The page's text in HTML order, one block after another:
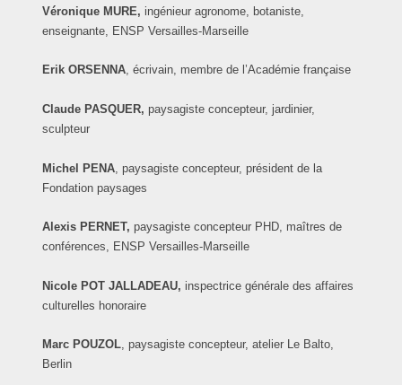
Véronique MURE, ingénieur agronome, botaniste,
enseignante, ENSP Versailles-Marseille
Erik ORSENNA, écrivain, membre de l’Académie française
Claude PASQUER, paysagiste concepteur, jardinier,
sculpteur
Michel PENA, paysagiste concepteur, président de la
Fondation paysages
Alexis PERNET, paysagiste concepteur PHD, maîtres de
conférences, ENSP Versailles-Marseille
Nicole POT JALLADEAU, inspectrice générale des affaires
culturelles honoraire
Marc POUZOL, paysagiste concepteur, atelier Le Balto,
Berlin